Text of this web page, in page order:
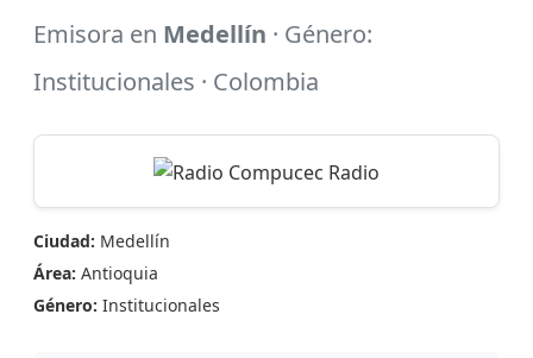
Emisora en Medellín · Género:
Institucionales · Colombia
Ciudad: Medellín
Área: Antioquia
Género: Institucionales